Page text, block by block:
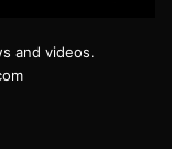
and videos.